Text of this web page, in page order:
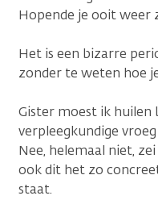
Hopende je ooit weer
Het is een bizarre
zonder te weten hoe
Gister moest ik huilen
verpleegkundige
Nee, helemaal niet,
ook dit het zo
staat.